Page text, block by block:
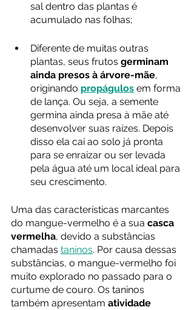
sal dentro das plantas é
acumulado nas folhas;
Diferente de muitas outras
plantas, seus frutos germinam
ainda presos à árvore-mãe,
originando propágulos em forma
de lança. Ou seja, a semente
germina ainda presa à mãe até
desenvolver suas raízes. Depois
disso ela cai ao solo já pronta
para se enraizar ou ser levada
pela água até um local ideal para
seu crescimento.
Uma das características marcantes
do mangue-vermelho é a sua casca
vermelha, devido a substâncias
chamadas taninos. Por causa dessas
substâncias, o mangue-vermelho foi
muito explorado no passado para o
curtume de couro. Os taninos
também apresentam atividade